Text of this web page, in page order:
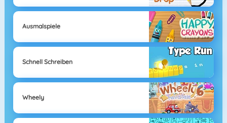
Ausmalspiele
Schnell Schreiben
Wheely